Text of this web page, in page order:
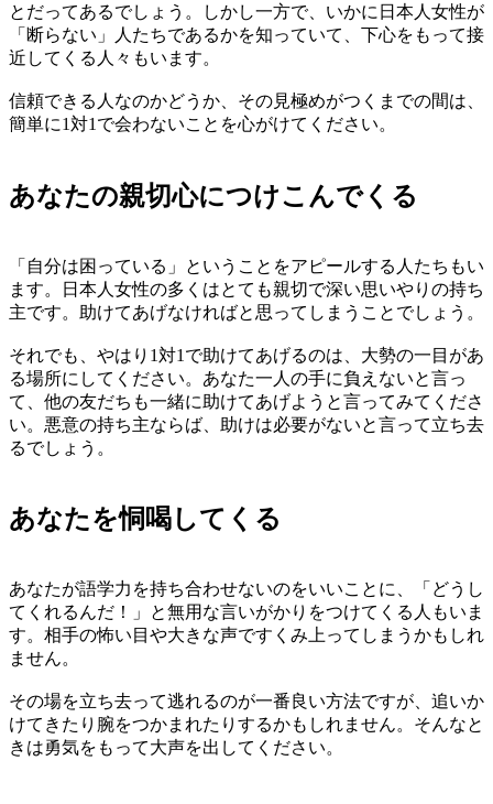
とだってあるでしょう。しかし一方で、いかに日本人女性が
「断らない」人たちであるかを知っていて、下心をもって接
近してくる人々もいます。
信頼できる人なのかどうか、その見極めがつくまでの間は、
簡単に1対1で会わないことを心がけてください。
あなたの親切心につけこんでくる
「自分は困っている」ということをアピールする人たちもい
ます。日本人女性の多くはとても親切で深い思いやりの持ち
主です。助けてあげなければと思ってしまうことでしょう。
それでも、やはり1対1で助けてあげるのは、大勢の一目があ
る場所にしてください。あなた一人の手に負えないと言っ
て、他の友だちも一緒に助けてあげようと言ってみてくださ
い。悪意の持ち主ならば、助けは必要がないと言って立ち去
るでしょう。
あなたを恫喝してくる
あなたが語学力を持ち合わせないのをいいことに、「どうし
てくれるんだ！」と無用な言いがかりをつけてくる人もいま
す。相手の怖い目や大きな声ですくみ上ってしまうかもしれ
ません。
その場を立ち去って逃れるのが一番良い方法ですが、追いか
けてきたり腕をつかまれたりするかもしれません。そんなと
きは勇気をもって大声を出してください。